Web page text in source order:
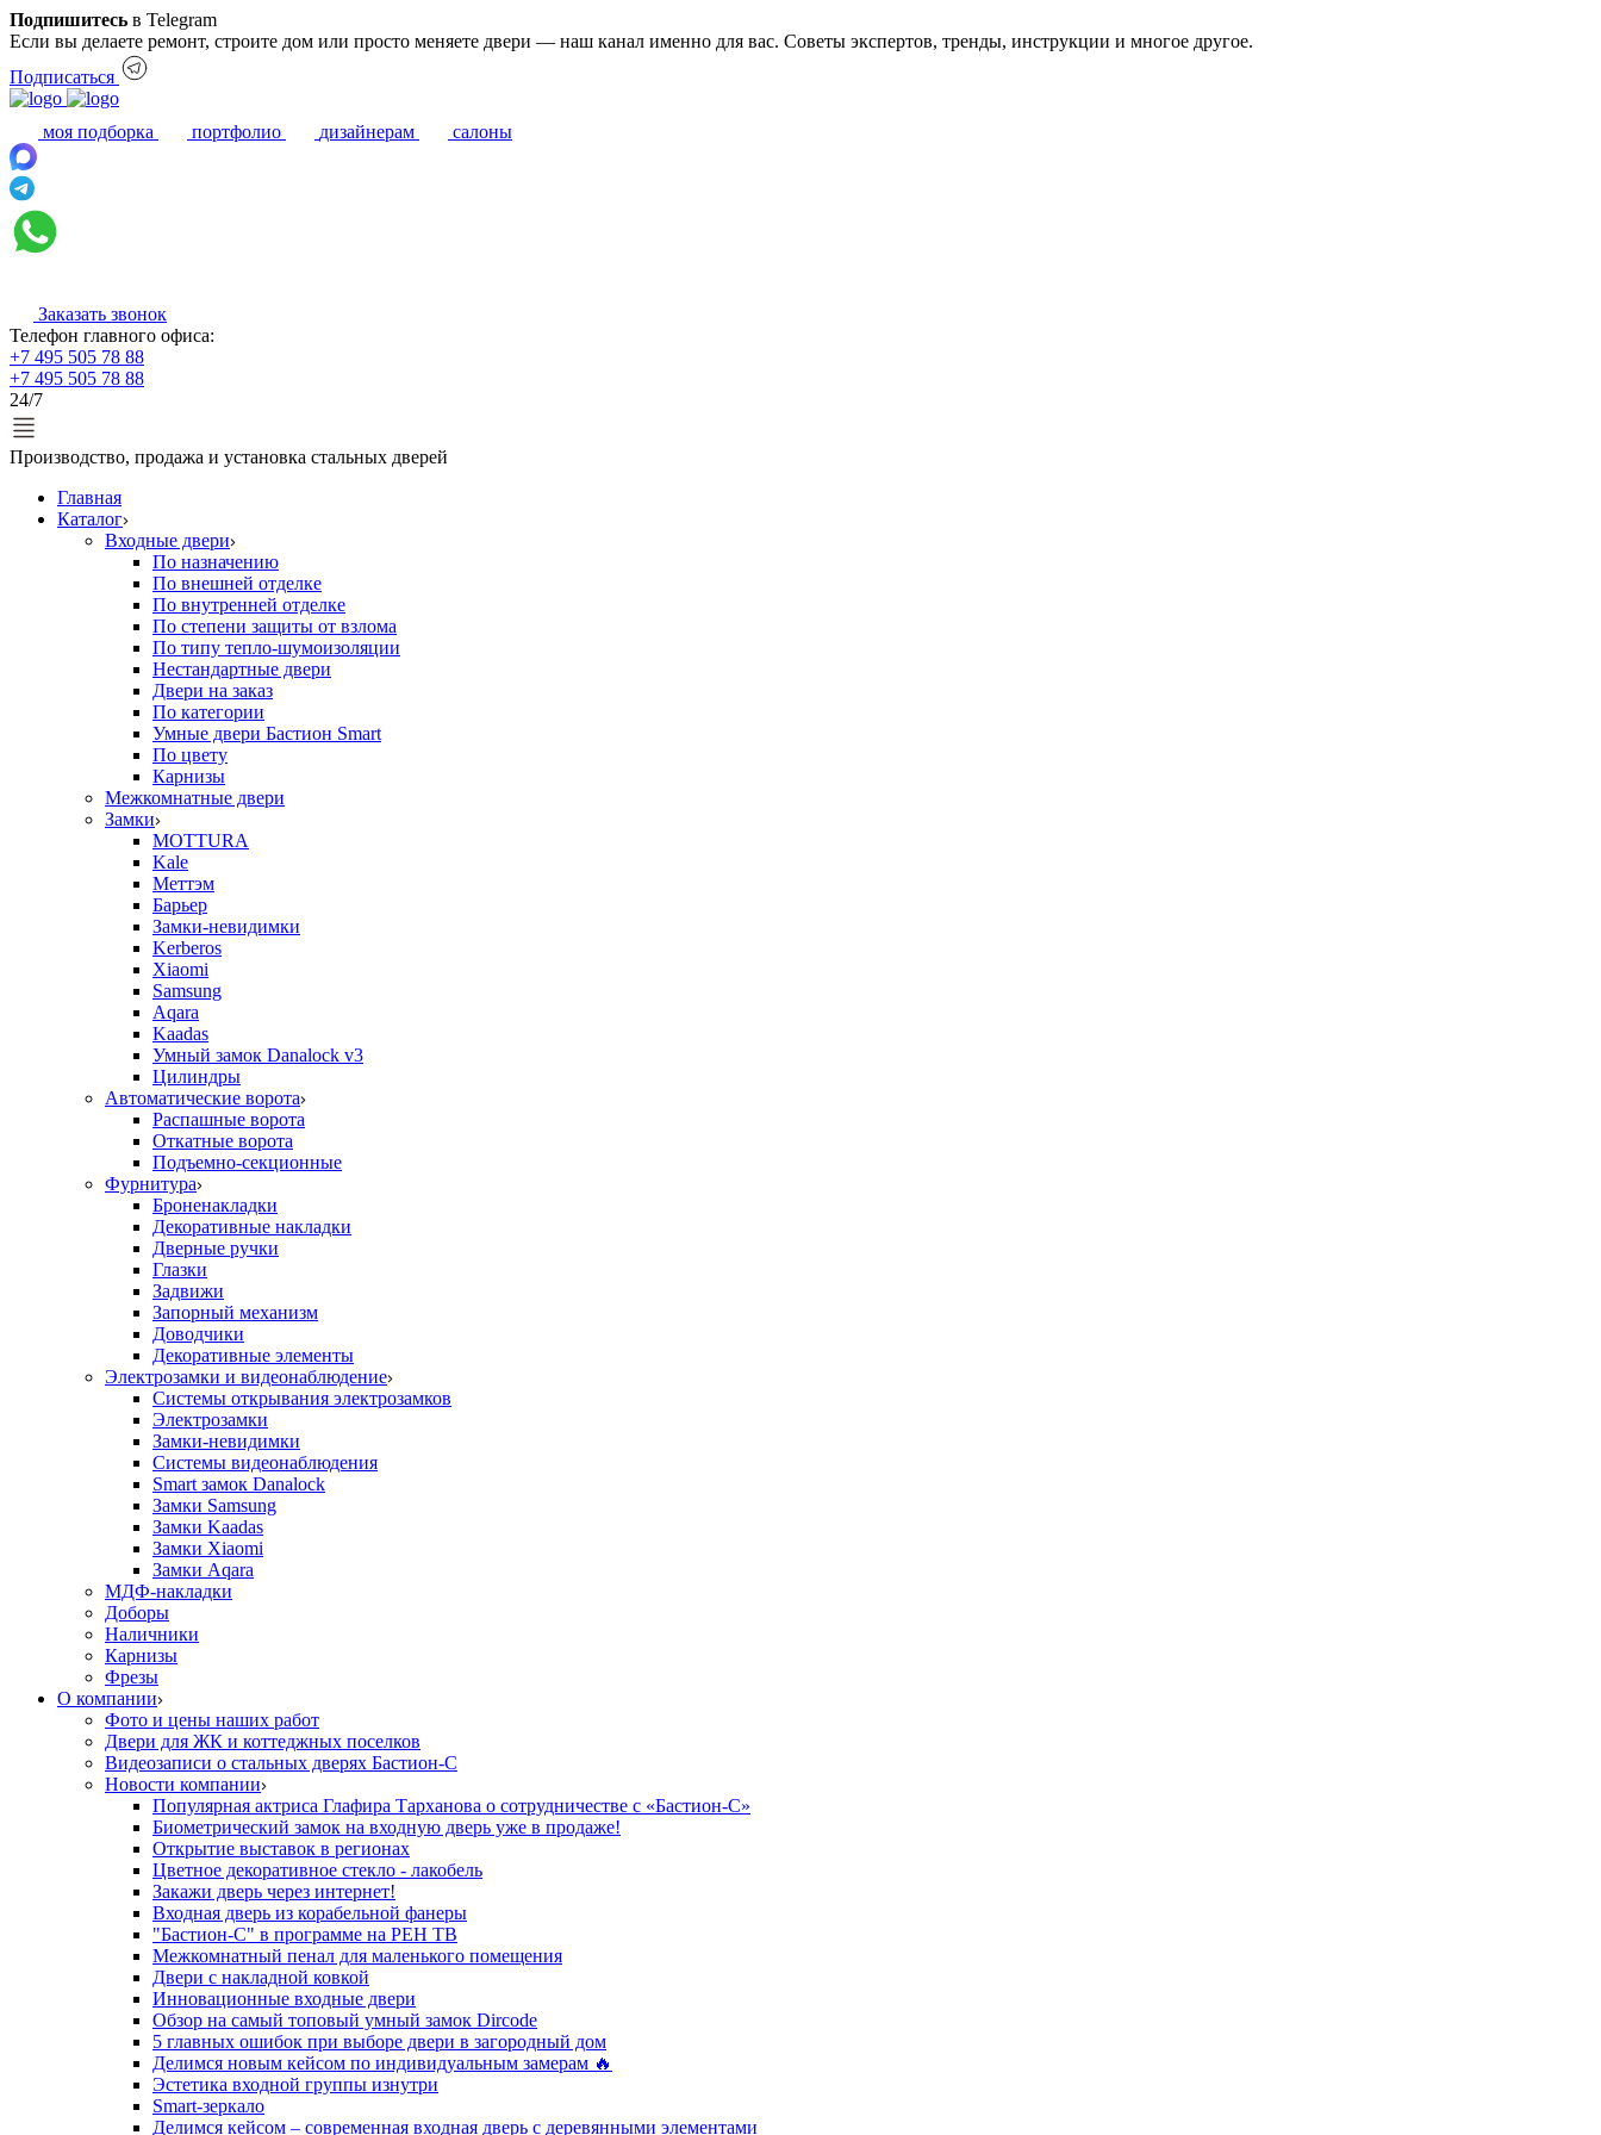
Подпишитесь в Telegram
Если вы делаете ремонт, строите дом или просто меняете двери — наш канал именно для вас. Советы экспертов, тренды, инструкции и многое другое.
Подписаться
моя подборка портфолио дизайнерам салоны
Заказать звонок
Телефон главного офиса:
+7 495 505 78 88
+7 495 505 78 88
24/7
Производство, продажа и установка стальных дверей
Главная
Каталог
Входные двери
По назначению
По внешней отделке
По внутренней отделке
По степени защиты от взлома
По типу тепло-шумоизоляции
Нестандартные двери
Двери на заказ
По категории
Умные двери Бастион Smart
По цвету
Карнизы
Межкомнатные двери
Замки
MOTTURA
Kale
Меттэм
Барьер
Замки-невидимки
Kerberos
Xiaomi
Samsung
Aqara
Kaadas
Умный замок Danalock v3
Цилиндры
Автоматические ворота
Распашные ворота
Откатные ворота
Подъемно-секционные
Фурнитура
Броненакладки
Декоративные накладки
Дверные ручки
Глазки
Задвижи
Запорный механизм
Доводчики
Декоративные элементы
Электрозамки и видеонаблюдение
Системы открывания электрозамков
Электрозамки
Замки-невидимки
Системы видеонаблюдения
Smart замок Danalock
Замки Samsung
Замки Kaadas
Замки Xiaomi
Замки Aqara
МДФ-накладки
Доборы
Наличники
Карнизы
Фрезы
О компании
Фото и цены наших работ
Двери для ЖК и коттеджных поселков
Видеозаписи о стальных дверях Бастион-С
Новости компании
Популярная актриса Глафира Тарханова о сотрудничестве с «Бастион-С»
Биометрический замок на входную дверь уже в продаже!
Открытие выставок в регионах
Цветное декоративное стекло - лакобель
Закажи дверь через интернет!
Входная дверь из корабельной фанеры
"Бастион-С" в программе на РЕН ТВ
Межкомнатный пенал для маленького помещения
Двери с накладной ковкой
Инновационные входные двери
Обзор на самый топовый умный замок Dircode
5 главных ошибок при выборе двери в загородный дом
Делимся новым кейсом по индивидуальным замерам 🔥
Эстетика входной группы изнутри
Smart-зеркало
Делимся кейсом – современная входная дверь с деревянными элементами